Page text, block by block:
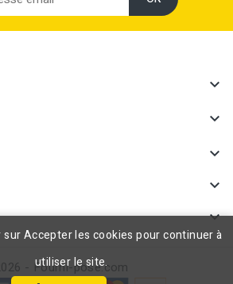





Accepter les cookies pour continuer à
utiliser le site.
- Fourni-pose.com